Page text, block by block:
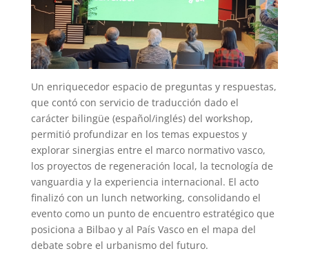
Un enriquecedor espacio de preguntas y respuestas,
que contó con servicio de traducción dado el
carácter bilingüe (español/inglés) del workshop,
permitió profundizar en los temas expuestos y
explorar sinergias entre el marco normativo vasco,
los proyectos de regeneración local, la tecnología de
vanguardia y la experiencia internacional. El acto
finalizó con un lunch networking, consolidando el
evento como un punto de encuentro estratégico que
posiciona a Bilbao y al País Vasco en el mapa del
debate sobre el urbanismo del futuro.